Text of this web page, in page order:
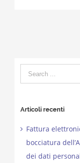
Search
for:
Articoli recenti
Fattura
bocciatura
dei dati